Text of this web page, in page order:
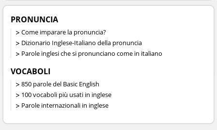
PRONUNCIA
Come imparare la pronuncia?
Dizionario Inglese-Italiano della pronuncia
Parole inglesi che si pronunciano come in italiano
VOCABOLI
850 parole del Basic English
100 vocaboli più usati in inglese
Parole internazionali in inglese